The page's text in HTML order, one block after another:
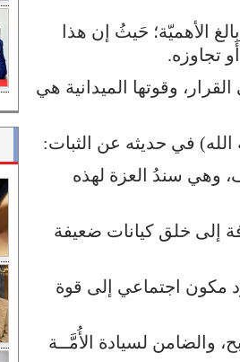
الأهميّة؛ حَيثُ إن هذا
تجاوزه.
وقوتها الميدانية هي
في حديثه عن الثبات:
وهي سندُ العزة لهذه
إلى خلق كيانات ضعيفة
مكون اجتماعي إلى قوة
والضامن لسيادة الأُمَّــة